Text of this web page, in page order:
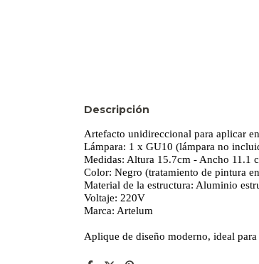
Descripción
Artefacto unidireccional para aplicar
Lámpara: 1 x GU10 (lámpara no
Medidas: Altura 15.7cm - Ancho 11.1
Color: Negro (tratamiento de pintura
Material de la estructura: Aluminio
Voltaje: 220V
Marca: Artelum
Aplique de diseño moderno, ideal